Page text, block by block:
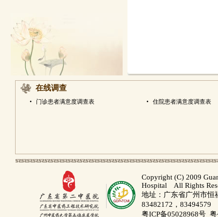
在线调查
• 门诊患者满意度调查表 • 住院患者满意度调查表
Copyright (C) 2009
Hospital All Rights
地址：广东省广州市
83482172，83494579
粤ICP备05028968号